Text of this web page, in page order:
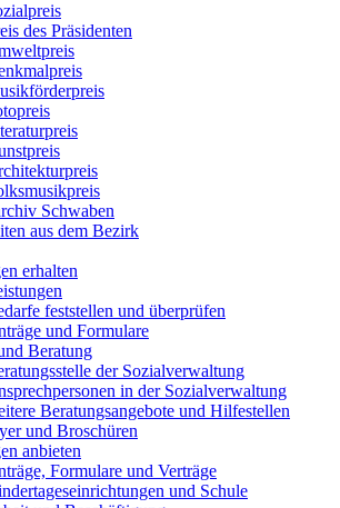
des Präsidenten
Schwaben
aus dem Bezirk
erhalten
feststellen und überprüfen
und Formulare
Beratung
der Sozialverwaltung
in der Sozialverwaltung
Beratungsangebote und Hilfestellen
und Broschüren
anbieten
Formulare und Verträge
und Schule